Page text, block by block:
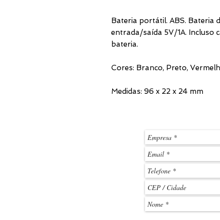
Bateria portátil. ABS. Bateria
entrada/saída 5V/1A. Incluso
bateria.
Cores: Branco, Preto,
Medidas: 96 x 22 x 24 mm